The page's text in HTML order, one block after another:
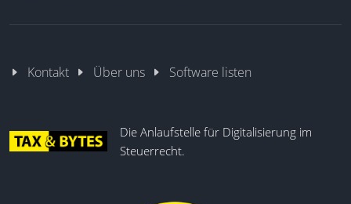
Kontakt Über uns Software listen
Die Anlaufstelle für Digitalisierung im
Steuerrecht.